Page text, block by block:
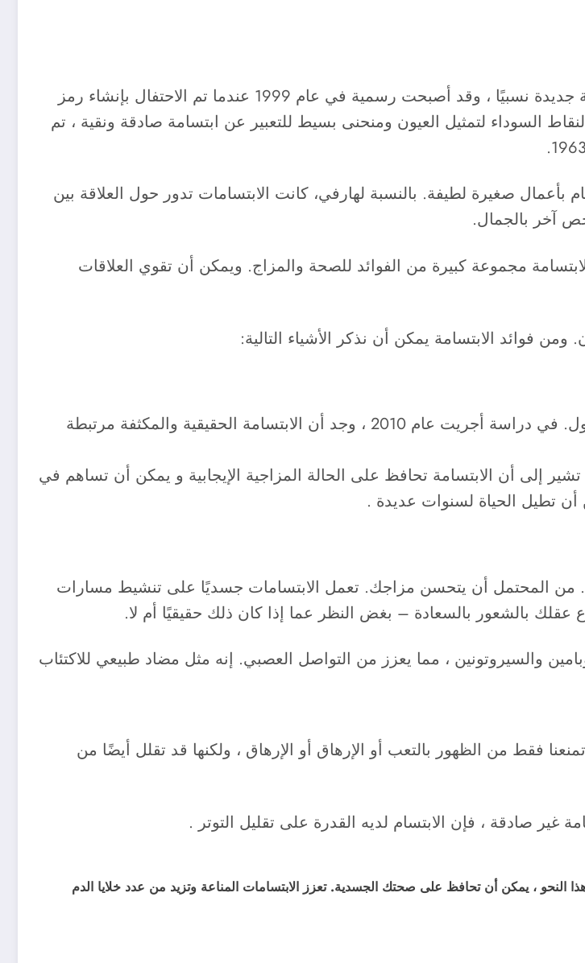
هل تعلم أن الأول من تشرين أول هو يوم الابتسامة العالمي ؟ إنه عطلة جديدة نسبيًا ، وقد أصبحت رسمية في عام 1999 عندما تم الاحتفال بإنشاء رمز
السوداء لتمثيل العيون ومنحنى بسيط للتعبير عن ابتسامة صادقة ونقية ، تم
بأعمال صغيرة لطيفة. بالنسبة لهارفي، كانت الابتسامات تدور حول العلاقة بين
آخر بالجمال.
مجموعة كبيرة من الفوائد للصحة والمزاج. ويمكن أن تقوي العلاقات
ومن فوائد الابتسامة يمكن أن نذكر الأشياء التالية:
قد يكون أحد أفضل أسباب الابتسامة هو أنه قد يجعلك تعيش لفترة أطول. في دراسة أجريت عام 2010 ، وجد أن الابتسامة الحقيقية والمكثفة مرتبطة
تشير إلى أن الابتسامة تحافظ على الحالة المزاجية الإيجابية و يمكن أن تساهم في
تطيل الحياة لسنوات عديدة .
من المحتمل أن يتحسن مزاجك. تعمل الابتسامات جسديًا على تنشيط مسارات
عقلك بالشعور بالسعادة – بغض النظر عما إذا كان ذلك حقيقيًا أم لا.
والسيروتونين ، مما يعزز من التواصل العصبي. إنه مثل مضاد طبيعي للاكتئاب
فقط من الظهور بالتعب أو الإرهاق أو الإرهاق ، ولكنها قد تقلل أيضًا من
صادقة ، فإن الابتسام لديه القدرة على تقليل التوتر .
النحو ، يمكن أن تحافظ على صحتك الجسدية. تعزز الابتسامات المناعة وتزيد من عدد خلايا الدم